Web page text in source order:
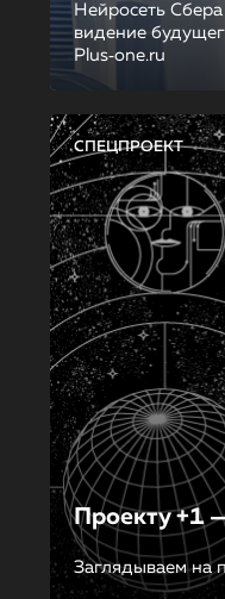
Нейросеть Сбера
видение
Plus‑one.ru
СПЕЦПРОЕКТ
Проекту +1
Заглядываем на